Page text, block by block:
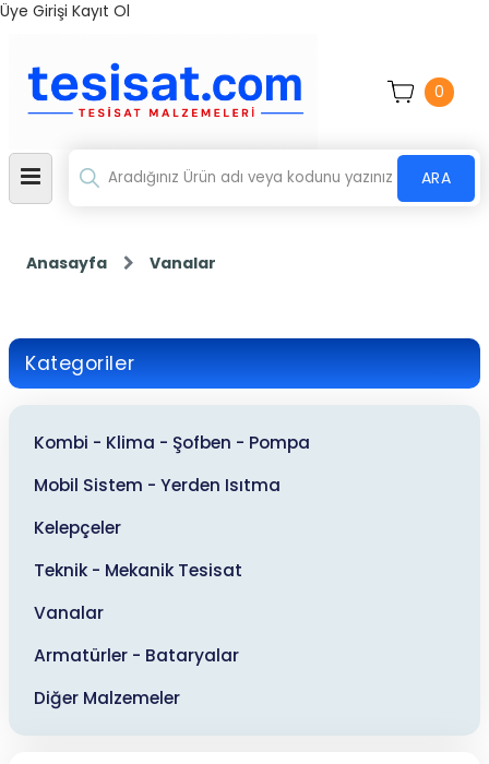
Üye Girişi Kayıt Ol
ARA
0
Anasayfa Vanalar
Kategoriler
Kombi - Klima - Şofben - Pompa
Mobil Sistem - Yerden Isıtma
Kelepçeler
Teknik - Mekanik Tesisat
Vanalar
Armatürler - Bataryalar
Diğer Malzemeler